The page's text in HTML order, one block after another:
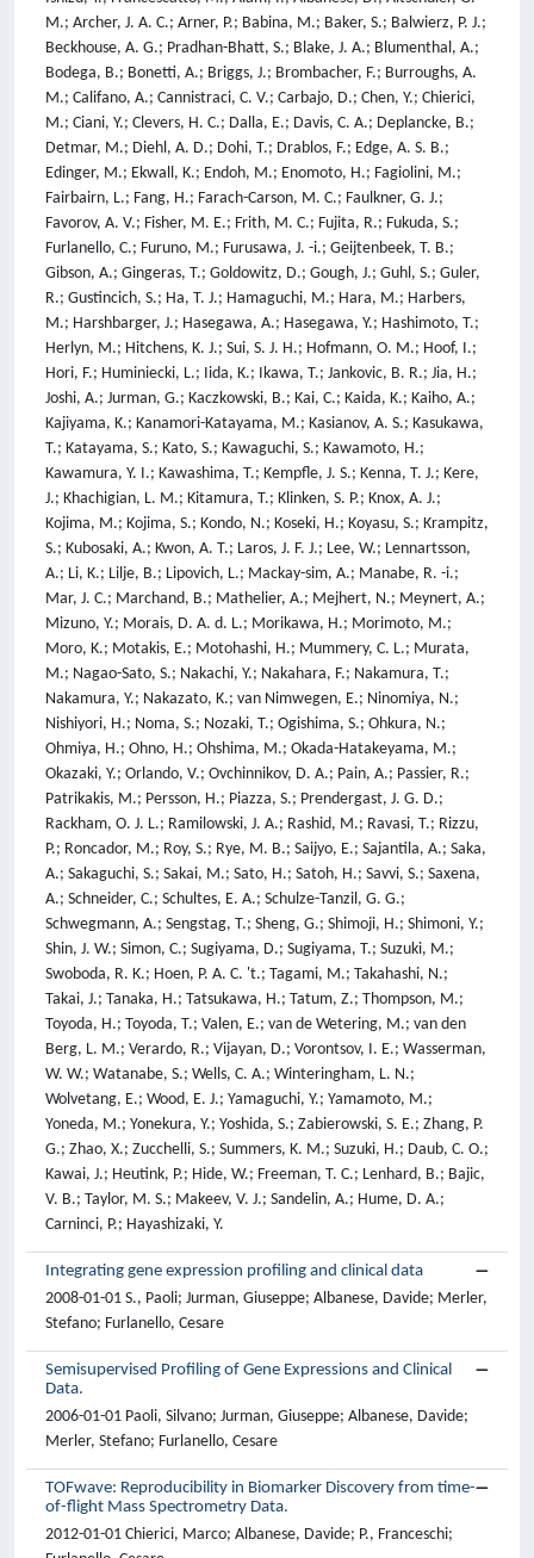
M.; Archer, J. A. C.; Arner, P.; Babina, M.; Baker, S.; Balwierz, P. J.;
Beckhouse, A. G.; Pradhan-Bhatt, S.; Blake, J. A.; Blumenthal, A.;
Bodega, B.; Bonetti, A.; Briggs, J.; Brombacher, F.; Burroughs, A.
M.; Califano, A.; Cannistraci, C. V.; Carbajo, D.; Chen, Y.; Chierici,
M.; Ciani, Y.; Clevers, H. C.; Dalla, E.; Davis, C. A.; Deplancke, B.;
Detmar, M.; Diehl, A. D.; Dohi, T.; Drablos, F.; Edge, A. S. B.;
Edinger, M.; Ekwall, K.; Endoh, M.; Enomoto, H.; Fagiolini, M.;
Fairbairn, L.; Fang, H.; Farach-Carson, M. C.; Faulkner, G. J.;
Favorov, A. V.; Fisher, M. E.; Frith, M. C.; Fujita, R.; Fukuda, S.;
Furlanello, C.; Furuno, M.; Furusawa, J. -i.; Geijtenbeek, T. B.;
Gibson, A.; Gingeras, T.; Goldowitz, D.; Gough, J.; Guhl, S.; Guler,
R.; Gustincich, S.; Ha, T. J.; Hamaguchi, M.; Hara, M.; Harbers,
M.; Harshbarger, J.; Hasegawa, A.; Hasegawa, Y.; Hashimoto, T.;
Herlyn, M.; Hitchens, K. J.; Sui, S. J. H.; Hofmann, O. M.; Hoof, I.;
Hori, F.; Huminiecki, L.; Iida, K.; Ikawa, T.; Jankovic, B. R.; Jia, H.;
Joshi, A.; Jurman, G.; Kaczkowski, B.; Kai, C.; Kaida, K.; Kaiho, A.;
Kajiyama, K.; Kanamori-Katayama, M.; Kasianov, A. S.; Kasukawa,
T.; Katayama, S.; Kato, S.; Kawaguchi, S.; Kawamoto, H.;
Kawamura, Y. I.; Kawashima, T.; Kempfle, J. S.; Kenna, T. J.; Kere,
J.; Khachigian, L. M.; Kitamura, T.; Klinken, S. P.; Knox, A. J.;
Kojima, M.; Kojima, S.; Kondo, N.; Koseki, H.; Koyasu, S.; Krampitz,
S.; Kubosaki, A.; Kwon, A. T.; Laros, J. F. J.; Lee, W.; Lennartsson,
A.; Li, K.; Lilje, B.; Lipovich, L.; Mackay-sim, A.; Manabe, R. -i.;
Mar, J. C.; Marchand, B.; Mathelier, A.; Mejhert, N.; Meynert, A.;
Mizuno, Y.; Morais, D. A. d. L.; Morikawa, H.; Morimoto, M.;
Moro, K.; Motakis, E.; Motohashi, H.; Mummery, C. L.; Murata,
M.; Nagao-Sato, S.; Nakachi, Y.; Nakahara, F.; Nakamura, T.;
Nakamura, Y.; Nakazato, K.; van Nimwegen, E.; Ninomiya, N.;
Nishiyori, H.; Noma, S.; Nozaki, T.; Ogishima, S.; Ohkura, N.;
Ohmiya, H.; Ohno, H.; Ohshima, M.; Okada-Hatakeyama, M.;
Okazaki, Y.; Orlando, V.; Ovchinnikov, D. A.; Pain, A.; Passier, R.;
Patrikakis, M.; Persson, H.; Piazza, S.; Prendergast, J. G. D.;
Rackham, O. J. L.; Ramilowski, J. A.; Rashid, M.; Ravasi, T.; Rizzu,
P.; Roncador, M.; Roy, S.; Rye, M. B.; Saijyo, E.; Sajantila, A.; Saka,
A.; Sakaguchi, S.; Sakai, M.; Sato, H.; Satoh, H.; Savvi, S.; Saxena,
A.; Schneider, C.; Schultes, E. A.; Schulze-Tanzil, G. G.;
Schwegmann, A.; Sengstag, T.; Sheng, G.; Shimoji, H.; Shimoni, Y.;
Shin, J. W.; Simon, C.; Sugiyama, D.; Sugiyama, T.; Suzuki, M.;
Swoboda, R. K.; Hoen, P. A. C. 't.; Tagami, M.; Takahashi, N.;
Takai, J.; Tanaka, H.; Tatsukawa, H.; Tatum, Z.; Thompson, M.;
Toyoda, H.; Toyoda, T.; Valen, E.; van de Wetering, M.; van den
Berg, L. M.; Verardo, R.; Vijayan, D.; Vorontsov, I. E.; Wasserman,
W. W.; Watanabe, S.; Wells, C. A.; Winteringham, L. N.;
Wolvetang, E.; Wood, E. J.; Yamaguchi, Y.; Yamamoto, M.;
Yoneda, M.; Yonekura, Y.; Yoshida, S.; Zabierowski, S. E.; Zhang, P.
G.; Zhao, X.; Zucchelli, S.; Summers, K. M.; Suzuki, H.; Daub, C. O.;
Kawai, J.; Heutink, P.; Hide, W.; Freeman, T. C.; Lenhard, B.; Bajic,
V. B.; Taylor, M. S.; Makeev, V. J.; Sandelin, A.; Hume, D. A.;
Carninci, P.; Hayashizaki, Y.
Integrating gene expression profiling and clinical data
2008-01-01 S., Paoli; Jurman, Giuseppe; Albanese, Davide; Merler,
Stefano; Furlanello, Cesare
Semisupervised Profiling of Gene Expressions and Clinical
Data.
2006-01-01 Paoli, Silvano; Jurman, Giuseppe; Albanese, Davide;
Merler, Stefano; Furlanello, Cesare
TOFwave: Reproducibility in Biomarker Discovery from time-
of-flight Mass Spectrometry Data.
2012-01-01 Chierici, Marco; Albanese, Davide; P., Franceschi;